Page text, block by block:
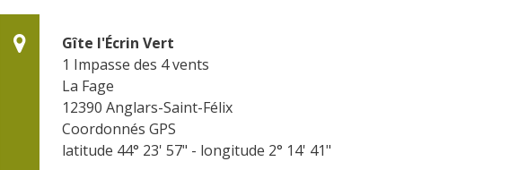
Gîte l'Écrin Vert
1 Impasse des 4 vents
La Fage
12390 Anglars-Saint-Félix
Coordonnés GPS
latitude 44° 23' 57" - longitude 2° 14' 41"